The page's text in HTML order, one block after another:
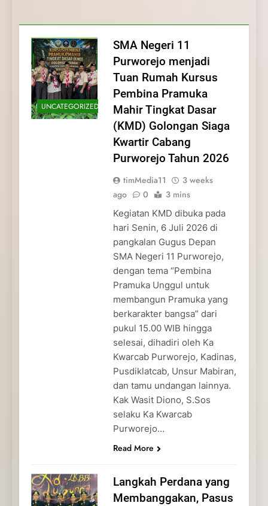
dan Pengabdian Generasi
Pramuka
Pramuka
Kepedulian
UNCATEGORIZED
SMA Negeri 11
Purworejo menjadi
Tuan Rumah Kursus
Pembina Pramuka
Mahir Tingkat Dasar
(KMD) Golongan Siaga
Kwartir Cabang
Purworejo Tahun 2026
timMedia11
3 weeks
ago
0 3 mins
Kegiatan KMD dibuka pada
hari Senin, 6 Juli 2026 di
pangkalan Gugus Depan
SMA Negeri 11 Purworejo,
dengan tema “Pembina
Pramuka Unggul untuk
membangun Pramuka yang
berkarakter bangsa” dari
pukul 15.00 WIB hingga
selesai, dihadiri oleh Ka
Kwarcab Purworejo, Kadinas,
Pusdiklatcab, Unsur Mabiran,
dan tamu undangan lainnya.
Kak Wasit Diono, S.Sos
selaku Ka Kwarcab
Purworejo…
Read More
Langkah Perdana yang
Membanggakan, Pasus